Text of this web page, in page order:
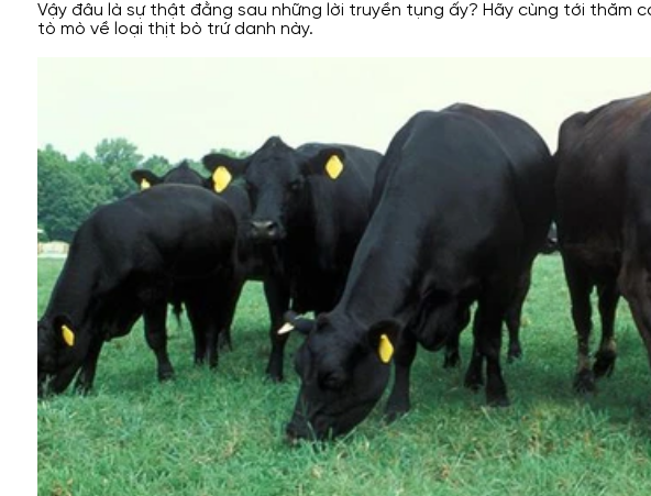
Vậy đâu là sự thật đằng sau những lời truyền tụng ấy? Hãy cùng tới thăm
tò mò về loại thịt bò trứ danh này.